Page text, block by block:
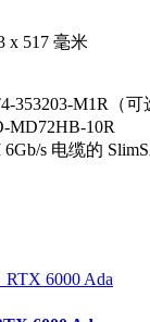
x 517 毫米
353203-M1R（可
MD72HB-10R
s 电缆的